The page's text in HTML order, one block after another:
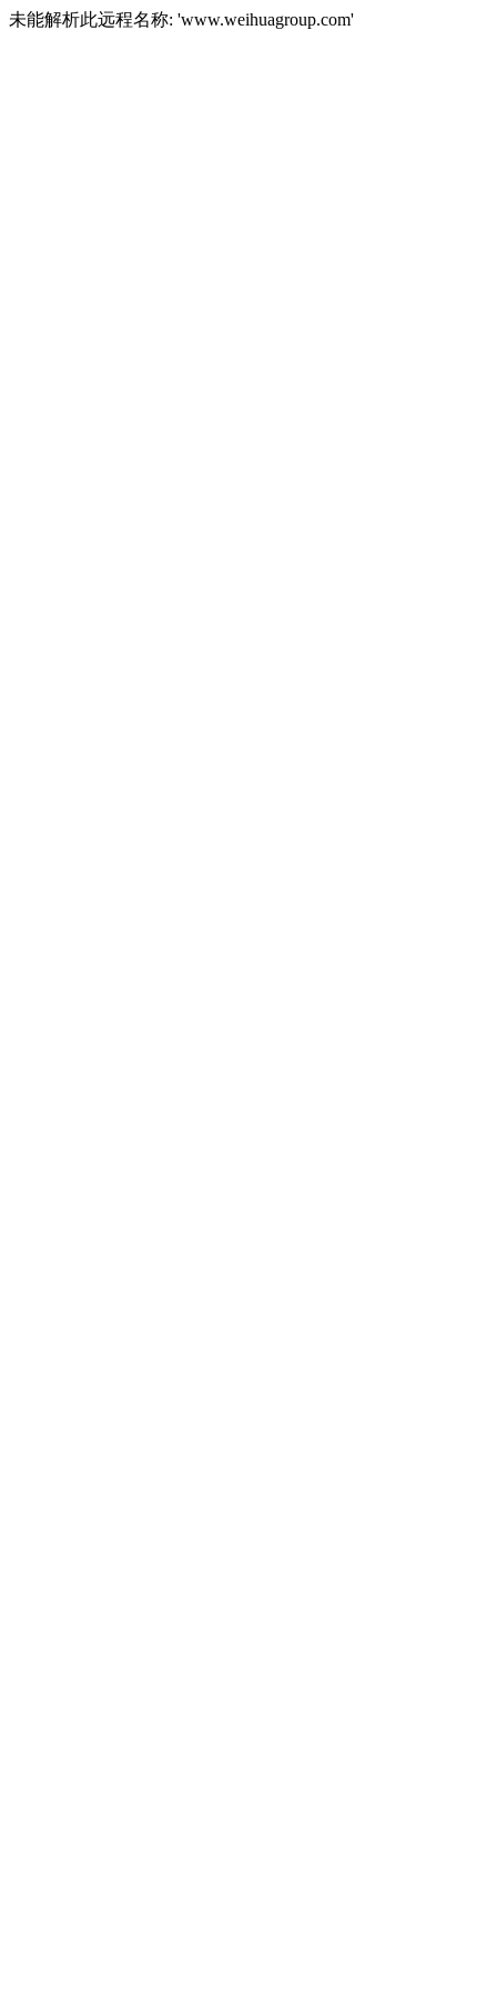
未能解析此远程名称: 'www.weihuagroup.com'